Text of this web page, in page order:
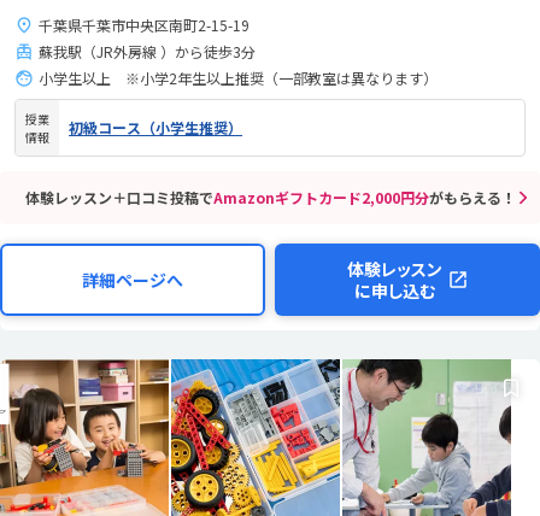
千葉県千葉市中央区南町2-15-19
蘇我駅（JR外房線 ）から徒歩3分
小学生以上 ※小学2年生以上推奨（一部教室は異なります）
授業
情報
初級コース（小学生推奨）
体験レッスン＋口コミ投稿でAmazonギフトカード2,000円分がもらえる！
詳細ページへ
体験レッスン
に申し込む